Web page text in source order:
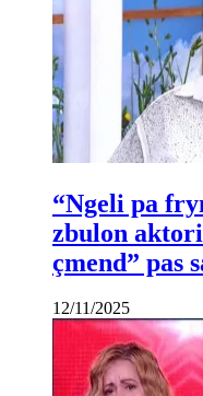
“Ngeli pa
zbulon
çmend” pas
12/11/2025